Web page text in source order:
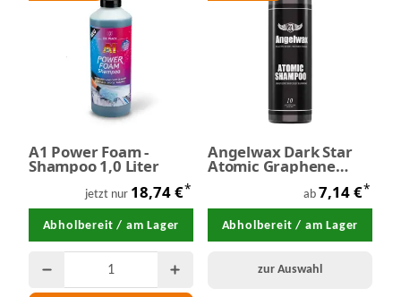
A1 Power Foam -
Shampoo 1,0 Liter
jetzt nur 18,74 €*
Abholbereit / am Lager
Angelwax Dark Star
Atomic Graphene
ab 7,14 €*
Abholbereit / am Lager
zur Auswahl